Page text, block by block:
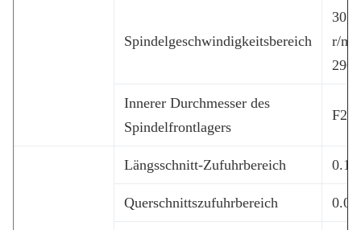
Spindelgeschwindigkeitsbereich
r/
290
Innerer Durchmesser des
Spindelfrontlagers
Längsschnitt-Zufuhrbereich 0.1-
Querschnittszufuhrbereich